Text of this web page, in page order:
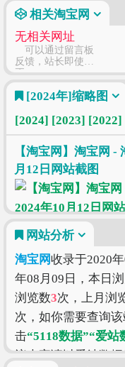
相关淘宝网
无相关网址
可以通过留言板
反馈，站长即使修
正
[2024年]缩略图
[2024] [2023] [2022]
【淘宝网】淘宝网 -
月12日网站截图
网站分析
淘宝网收录于2020
年08月09日，本日
浏览数3次，上月浏
次，如你需要查询
击“5118数据”“爱站
议大家请以爱站数